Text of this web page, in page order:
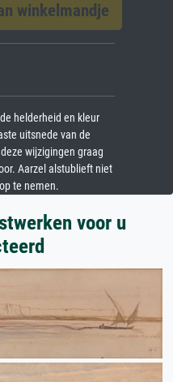
winkelmandje
helderheid en kleur
uitsnede van de
wijzigingen graag
Aarzel alstublieft niet
te nemen.
voor u